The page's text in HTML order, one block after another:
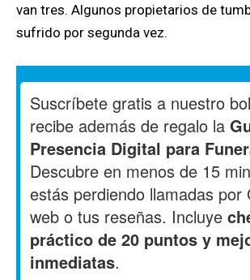
van tres. Algunos propietarios de
sufrido por segunda vez.